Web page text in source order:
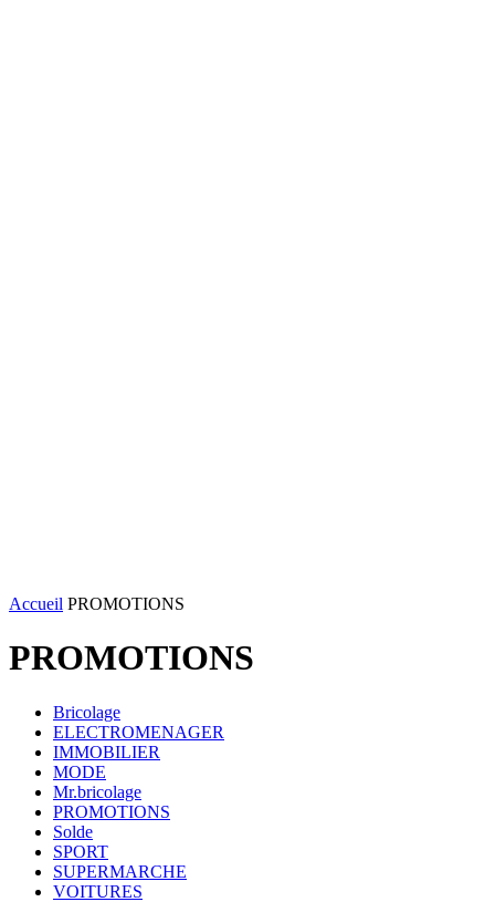
Accueil PROMOTIONS
PROMOTIONS
Bricolage
ELECTROMENAGER
IMMOBILIER
MODE
Mr.bricolage
PROMOTIONS
Solde
SPORT
SUPERMARCHE
VOITURES